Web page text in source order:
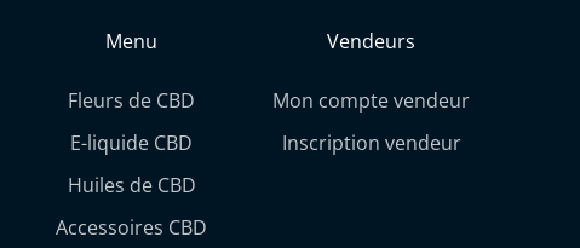
Menu
Fleurs de CBD
E-liquide CBD
Huiles de CBD
Accessoires CBD
Vendeurs
Mon compte vendeur
Inscription vendeur